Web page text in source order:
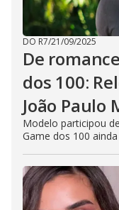
DO R7/21/09/2025
De
dos 100:
João Paulo
Modelo participou
Game dos 100